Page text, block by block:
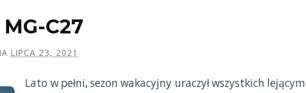
C27
LIPCA 23, 2021
Lato w pełni, sezon wakacyjny uraczył wszystkich lejącym